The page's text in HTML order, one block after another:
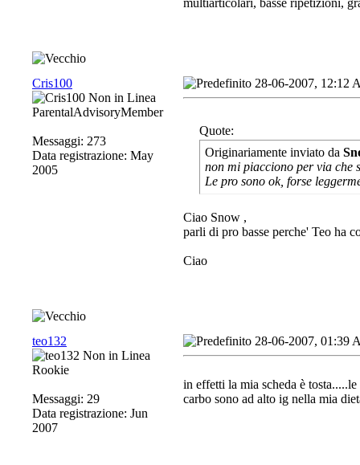
multiarticolari, basse ripetizioni,
Cris100
ParentalAdvisoryMember
Messaggi: 273
Data registrazione: May
2005
28-06-2007, 12:12
Quote:
Originariamente inviato da
non mi piacciono per via che
Le pro sono ok, forse
Ciao Snow ,
parli di pro basse perche' Teo ha
Ciao
teo132
Rookie
Messaggi: 29
Data registrazione: Jun
2007
28-06-2007, 01:39
in effetti la mia scheda è
carbo sono ad alto ig nella mia